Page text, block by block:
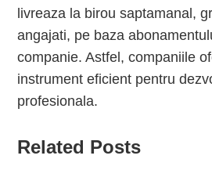
livreaza la birou saptamanal,
angajati, pe baza
companie. Astfel, companiile
instrument eficient pentru
profesionala.
Related Posts